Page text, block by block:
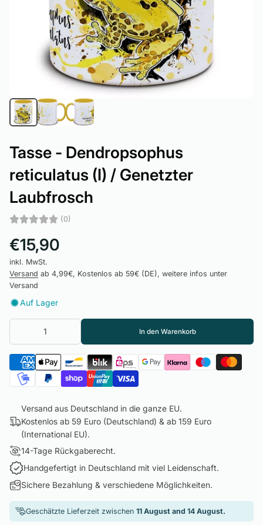
Tasse - Dendropsophus
reticulatus (I) / Genetzter
Laubfrosch
(0)
€15,90
inkl. MwSt.
Versand ab 4,99€, Kostenlos ab 59€ (DE), weitere infos unter
Versand
Auf Lager
In den Warenkorb
Versand aus Deutschland in die ganze EU.
Kostenlos ab 59 Euro (Deutschland) & ab 159 Euro
(International EU).
14-Tage Rückgaberecht.
Handgefertigt in Deutschland mit viel Leidenschaft.
Sichere Bezahlung & verschiedene Möglichkeiten.
Geschätzte Lieferzeit zwischen 11 August and 14 August.